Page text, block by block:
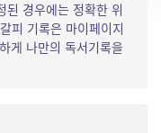
된 경우에는 정확한 위
피 기록은 마이페이지
게 나만의 독서기록을